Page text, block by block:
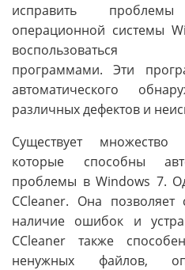
исправить
операционной системы
воспользоваться
программами. Эти
автоматического
различных дефектов и
Существует множество
которые способны
проблемы в Windows 7.
CCleaner. Она позволяет
наличие ошибок и
CCleaner также
ненужных файлов,